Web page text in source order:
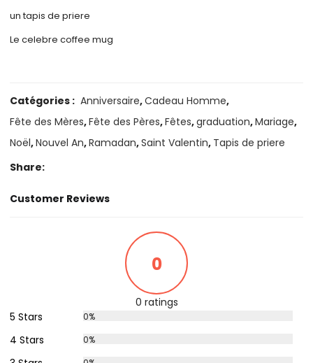
un tapis de priere
Le celebre coffee mug
Catégories : Anniversaire,Cadeau Homme,
Fête des Mères,Fête des Pères,Fêtes,graduation,Mariage,
Noël,Nouvel An,Ramadan,Saint Valentin, Tapis de priere
Share:
Customer Reviews
0
0 ratings
5 Stars
0%
4 Stars 0%